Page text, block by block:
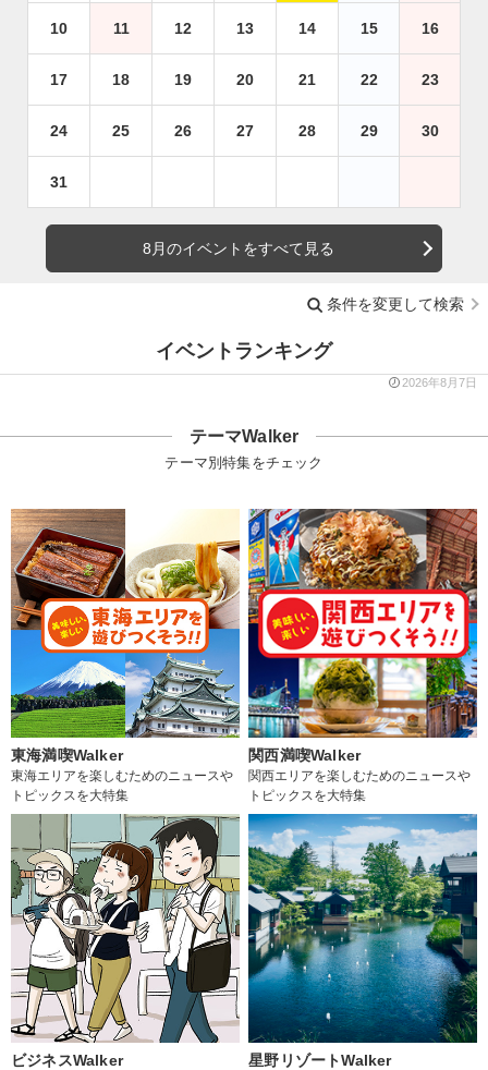
10 11 12 13 14 15 16
17 18 19 20 21 22 23
24 25 26 27 28 29 30
31
8月のイベントをすべて見る
条件を変更して検索
イベントランキング
2026年8月7日
テーマWalker
テーマ別特集をチェック
東海満喫Walker
東海エリアを楽しむためのニュースや
トピックスを大特集
関西満喫Walker
関西エリアを楽しむためのニュースや
トピックスを大特集
ビジネスWalker 星野リゾートWalker